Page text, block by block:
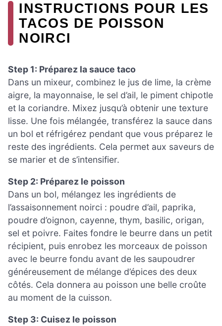
INSTRUCTIONS POUR LES
TACOS DE POISSON
NOIRCI
Step 1: Préparez la sauce taco
Dans un mixeur, combinez le jus de lime, la crème
aigre, la mayonnaise, le sel d’ail, le piment chipotle
et la coriandre. Mixez jusqu’à obtenir une texture
lisse. Une fois mélangée, transférez la sauce dans
un bol et réfrigérez pendant que vous préparez le
reste des ingrédients. Cela permet aux saveurs de
se marier et de s’intensifier.
Step 2: Préparez le poisson
Dans un bol, mélangez les ingrédients de
l’assaisonnement noirci : poudre d’ail, paprika,
poudre d’oignon, cayenne, thym, basilic, origan,
sel et poivre. Faites fondre le beurre dans un petit
récipient, puis enrobez les morceaux de poisson
avec le beurre fondu avant de les saupoudrer
généreusement de mélange d’épices des deux
côtés. Cela donnera au poisson une belle croûte
au moment de la cuisson.
Step 3: Cuisez le poisson